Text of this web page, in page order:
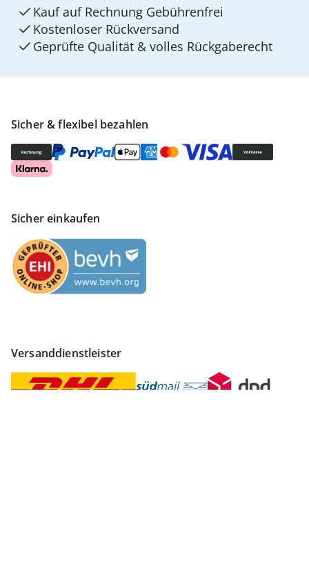
Sicher & flexibel bezahlen
Sicher einkaufen
Versanddienstleister
Kauf auf Rechnung Gebührenfrei
Kostenloser Rückversand
Geprüfte Qualität & volles Rückgaberecht